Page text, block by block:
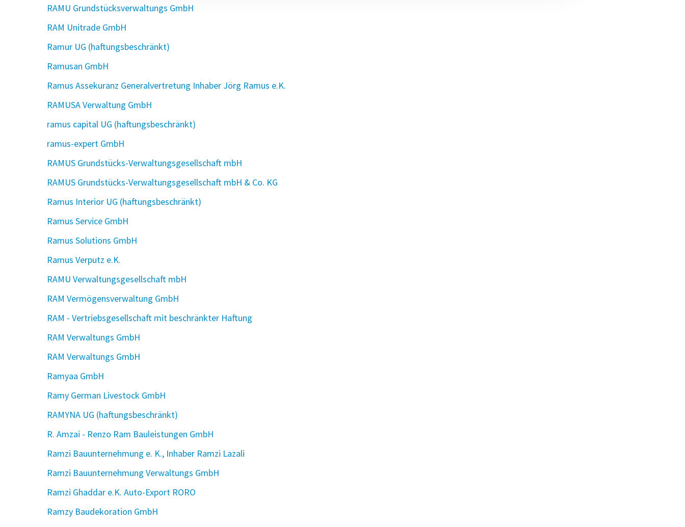
RAMU Grundstücksverwaltungs GmbH
RAM Unitrade GmbH
Ramur UG (haftungsbeschränkt)
Ramusan GmbH
Ramus Assekuranz Generalvertretung Inhaber Jörg Ramus e.K.
RAMUSA Verwaltung GmbH
ramus capital UG (haftungsbeschränkt)
ramus-expert GmbH
RAMUS Grundstücks-Verwaltungsgesellschaft mbH
RAMUS Grundstücks-Verwaltungsgesellschaft mbH & Co. KG
Ramus Interior UG (haftungsbeschränkt)
Ramus Service GmbH
Ramus Solutions GmbH
Ramus Verputz e.K.
RAMU Verwaltungsgesellschaft mbH
RAM Vermögensverwaltung GmbH
RAM - Vertriebsgesellschaft mit beschränkter Haftung
RAM Verwaltungs GmbH
RAM Verwaltungs GmbH
Ramyaa GmbH
Ramy German Livestock GmbH
RAMYNA UG (haftungsbeschränkt)
R. Amzai - Renzo Ram Bauleistungen GmbH
Ramzi Bauunternehmung e. K., Inhaber Ramzi Lazali
Ramzi Bauunternehmung Verwaltungs GmbH
Ramzi Ghaddar e.K. Auto-Export RORO
Ramzy Baudekoration GmbH